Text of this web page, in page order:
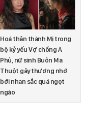
Hoá thân thành Mị trong
bộ kỷ yếu Vợ chồng A
Phủ, nữ sinh Buôn Ma
Thuột gây thương nhớ
bởi nhan sắc quá ngọt
ngào